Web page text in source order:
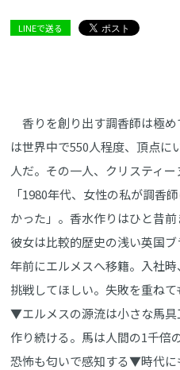
LINEで送る
香りを創り出す調香師は極
は世界中で550人程度、頂点に
人だ。その一人、クリスティ
「1980年代、女性の私が調香
かった」。香水作りはひと昔
彼女は比較的歴史の浅い英国
年前にエルメスへ移籍。入社
挑戦してほしい。失敗を重ね
▼エルメスの源流は小さな馬
作り続ける。馬は人間の1千倍
恐怖も匂いで感知する▼時代